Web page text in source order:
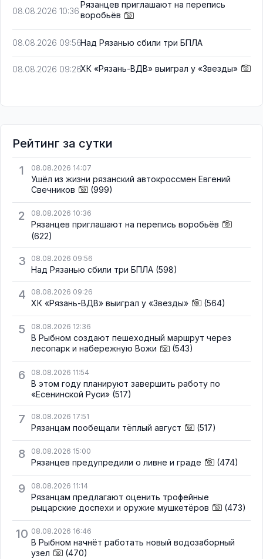
08.08.2026 10:36
Рязанцев приглашают на перепись
воробьёв
08.08.2026 09:56Над Рязанью сбили три БПЛА
08.08.2026 09:26ХК «Рязань-ВДВ» выиграл у «Звезды»
Рейтинг за сутки
1
08.08.2026 14:07
Ушёл из жизни рязанский автокроссмен Евгений
Свечников
(999)
2 08.08.2026 10:36
Рязанцев приглашают на перепись воробьёв
(622)
3 08.08.2026 09:56
Над Рязанью сбили три БПЛА (598)
4 08.08.2026 09:26
ХК «Рязань-ВДВ» выиграл у «Звезды» (564)
5 08.08.2026 12:36
В Рыбном создают пешеходный маршрут через
лесопарк и набережную Вожи
(543)
6 08.08.2026 11:54
В этом году планируют завершить работу по
«Есенинской Руси» (517)
7 08.08.2026 17:51
Рязанцам пообещали тёплый август (517)
8 08.08.2026 15:00
Рязанцев предупредили о ливне и граде (474)
9 08.08.2026 11:14
Рязанцам предлагают оценить трофейные
рыцарские доспехи и оружие мушкетёров
(473)
10 08.08.2026 16:46
В Рыбном начнёт работать новый водозаборный
узел
(470)